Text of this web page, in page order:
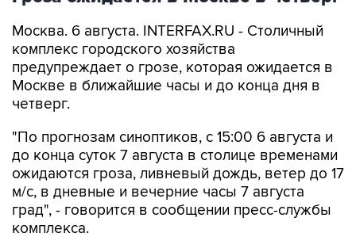
Москва. 6 августа. INTERFAX.RU - Столичный
комплекс городского хозяйства
предупреждает о грозе, которая ожидается в
Москве в ближайшие часы и до конца дня в
четверг.
"По прогнозам синоптиков, с 15:00 6 августа и
до конца суток 7 августа в столице временами
ожидаются гроза, ливневый дождь, ветер до 17
м/с, в дневные и вечерние часы 7 августа
град", - говорится в сообщении пресс-службы
комплекса.